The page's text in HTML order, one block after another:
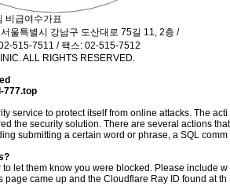
비급여수가표
울특별시 강남구 도산대로 75길 11, 2층 /
515-7511 / 팩스: 02-515-7512
ALL RIGHTS RESERVED.
777.top
service to protect itself from online attacks. The acti
the security solution. There are several actions that
submitting a certain word or phrase, a SQL comm
let them know you were blocked. Please include w
page came up and the Cloudflare Ray ID found at th